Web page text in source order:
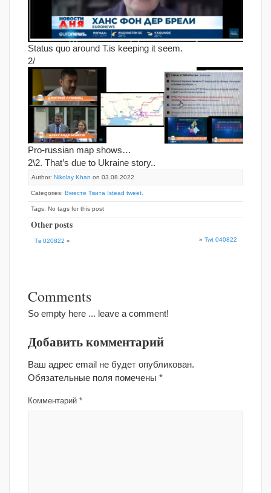
Status quo around T.is keeping it seem.
2/
Pro-russian map shows…
2\2. That’s due to Ukraine story..
Author: Nikolay Khan on 03.08.2022
Categories: Вместе Твита Istead tweet.
Tags: No tags for this post
Other posts
Тв 020822 « » Twt 040822
Comments
So empty here ... leave a comment!
Добавить комментарий
Ваш адрес email не будет опубликован.
Обязательные поля помечены *
Комментарий *